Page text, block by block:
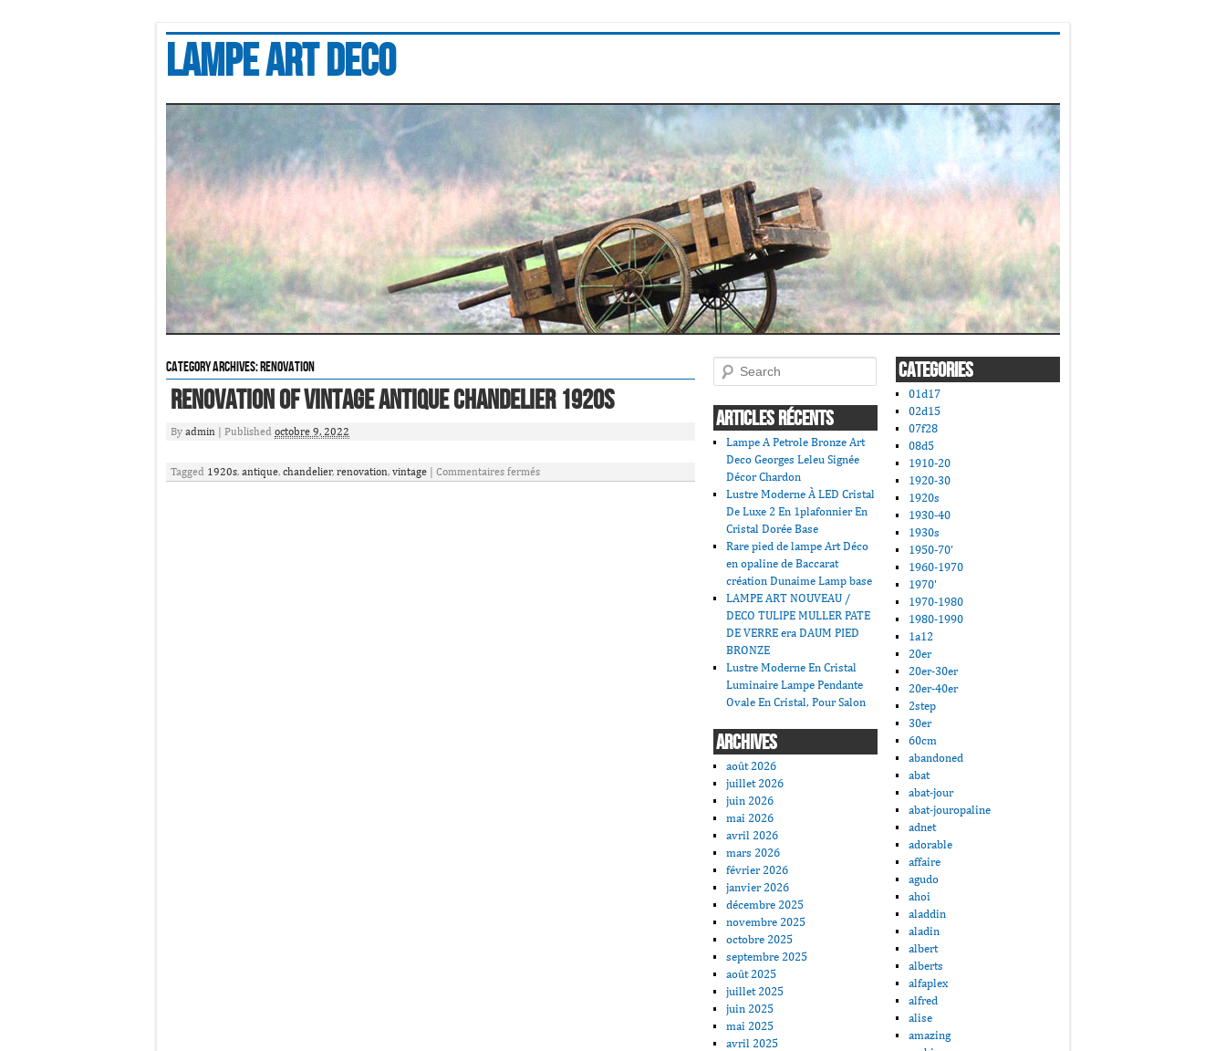
Lampe art deco
Category Archives:renovation
Renovation Of Vintage Antique Chandelier 1920s
By admin Published octobre 9, 2022
Tagged 1920s, antique, chandelier, renovation, vintage Commentaires fermés
Search
ARTICLES RÉCENTS
Lampe A Petrole Bronze Art
Deco Georges Leleu Signée
Décor Chardon
Lustre Moderne À LED Cristal
De Luxe 2 En 1plafonnier En
Cristal Dorée Base
Rare pied de lampe Art Déco
en opaline de Baccarat
création Dunaime Lamp base
LAMPE ART NOUVEAU /
DECO TULIPE MULLER PATE
DE VERRE era DAUM PIED
BRONZE
Lustre Moderne En Cristal
Luminaire Lampe Pendante
Ovale En Cristal, Pour Salon
ARCHIVES
août 2026
juillet 2026
juin 2026
mai 2026
avril 2026
mars 2026
février 2026
janvier 2026
décembre 2025
novembre 2025
octobre 2025
septembre 2025
août 2025
juillet 2025
juin 2025
mai 2025
avril 2025
CATEGORIES
01d17
02d15
07f28
08d5
1910-20
1920-30
1920s
1930-40
1930s
1950-70'
1960-1970
1970'
1970-1980
1980-1990
1a12
20er
20er-30er
20er-40er
2step
30er
60cm
abandoned
abat
abat-jour
abat-jouropaline
adnet
adorable
affaire
agudo
ahoi
aladdin
aladin
albert
alberts
alfaplex
alfred
alise
amazing